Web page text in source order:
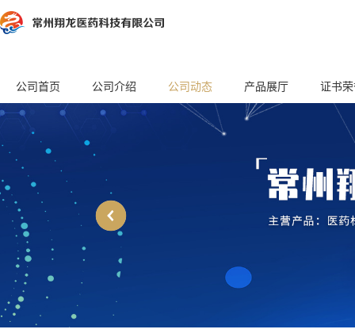
公司首页 公司介绍 公司动态 产品展厅 证书